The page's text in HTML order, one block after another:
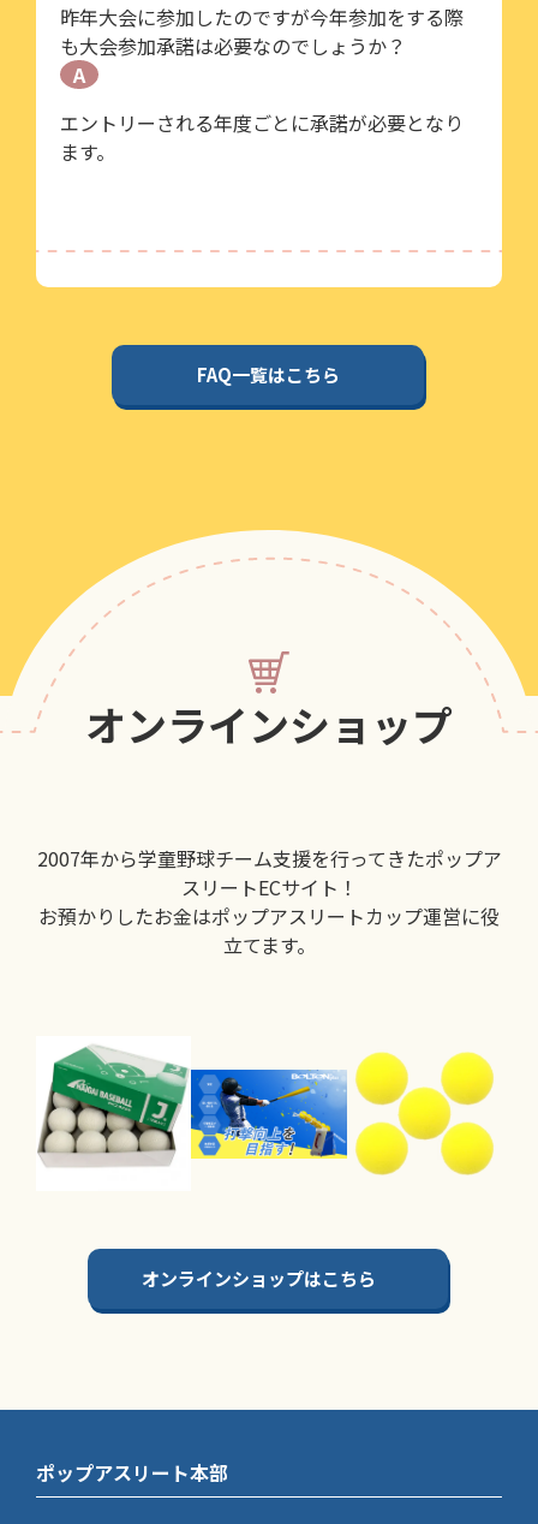
昨年大会に参加したのですが今年参加をする際
も大会参加承諾は必要なのでしょうか？
A
エントリーされる年度ごとに承諾が必要となり
ます。
FAQ一覧はこちら
オンラインショップ
2007年から学童野球チーム支援を行ってきたポップア
スリートECサイト！
お預かりしたお金はポップアスリートカップ運営に役
立てます。
オンラインショップはこちら
ポップアスリート本部